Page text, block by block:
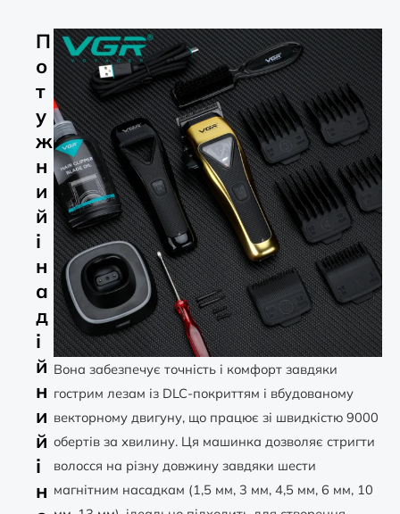
П
о
т
у
ж
н
и
й
і
н
а
д
і
й
н
и
й
і
н
Вона забезпечує точність і комфорт завдяки
гострим лезам із DLC-покриттям і вбудованому
векторному двигуну, що працює зі швидкістю 9000
обертів за хвилину. Ця машинка дозволяє стригти
волосся на різну довжину завдяки шести
магнітним насадкам (1,5 мм, 3 мм, 4,5 мм, 6 мм, 10